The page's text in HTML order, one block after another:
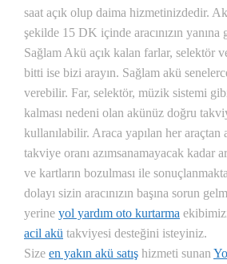
saat açık olup daima hizmetinizdedir.
şekilde 15 DK içinde aracınızın yanına
Sağlam Akü açık kalan farlar, selektör
bitti ise bizi arayın. Sağlam akü
verebilir. Far, selektör, müzik sistemi
kalması nedeni olan akünüz doğru
kullanılabilir. Araca yapılan her araçtan
takviye oranı azımsanamayacak kadar
ve kartların bozulması ile
dolayı sizin aracınızın başına sorun
yerine yol yardım oto kurtarma
acil akü takviyesi desteğini isteyiniz.
Size en yakın akü satış hizmeti sunan